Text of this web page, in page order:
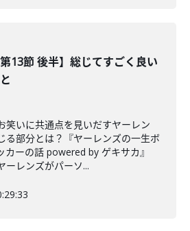
第13節 後半】総じてすごく良い
笑いに共通点を見いだすヤーレン
る部分とは？『ヤーレンズの一生ボ
カーの話 powered by ゲキサカ』
ーレンズがパーソ...